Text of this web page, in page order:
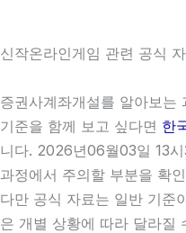
신작온라인게임 관련 공식
증권사계좌개설를 알아보는
기준을 함께 보고 싶다면 한
니다. 2026년06월03일 13
과정에서 주의할 부분을 확
다만 공식 자료는 일반 기준
은 개별 상황에 따라 달라질